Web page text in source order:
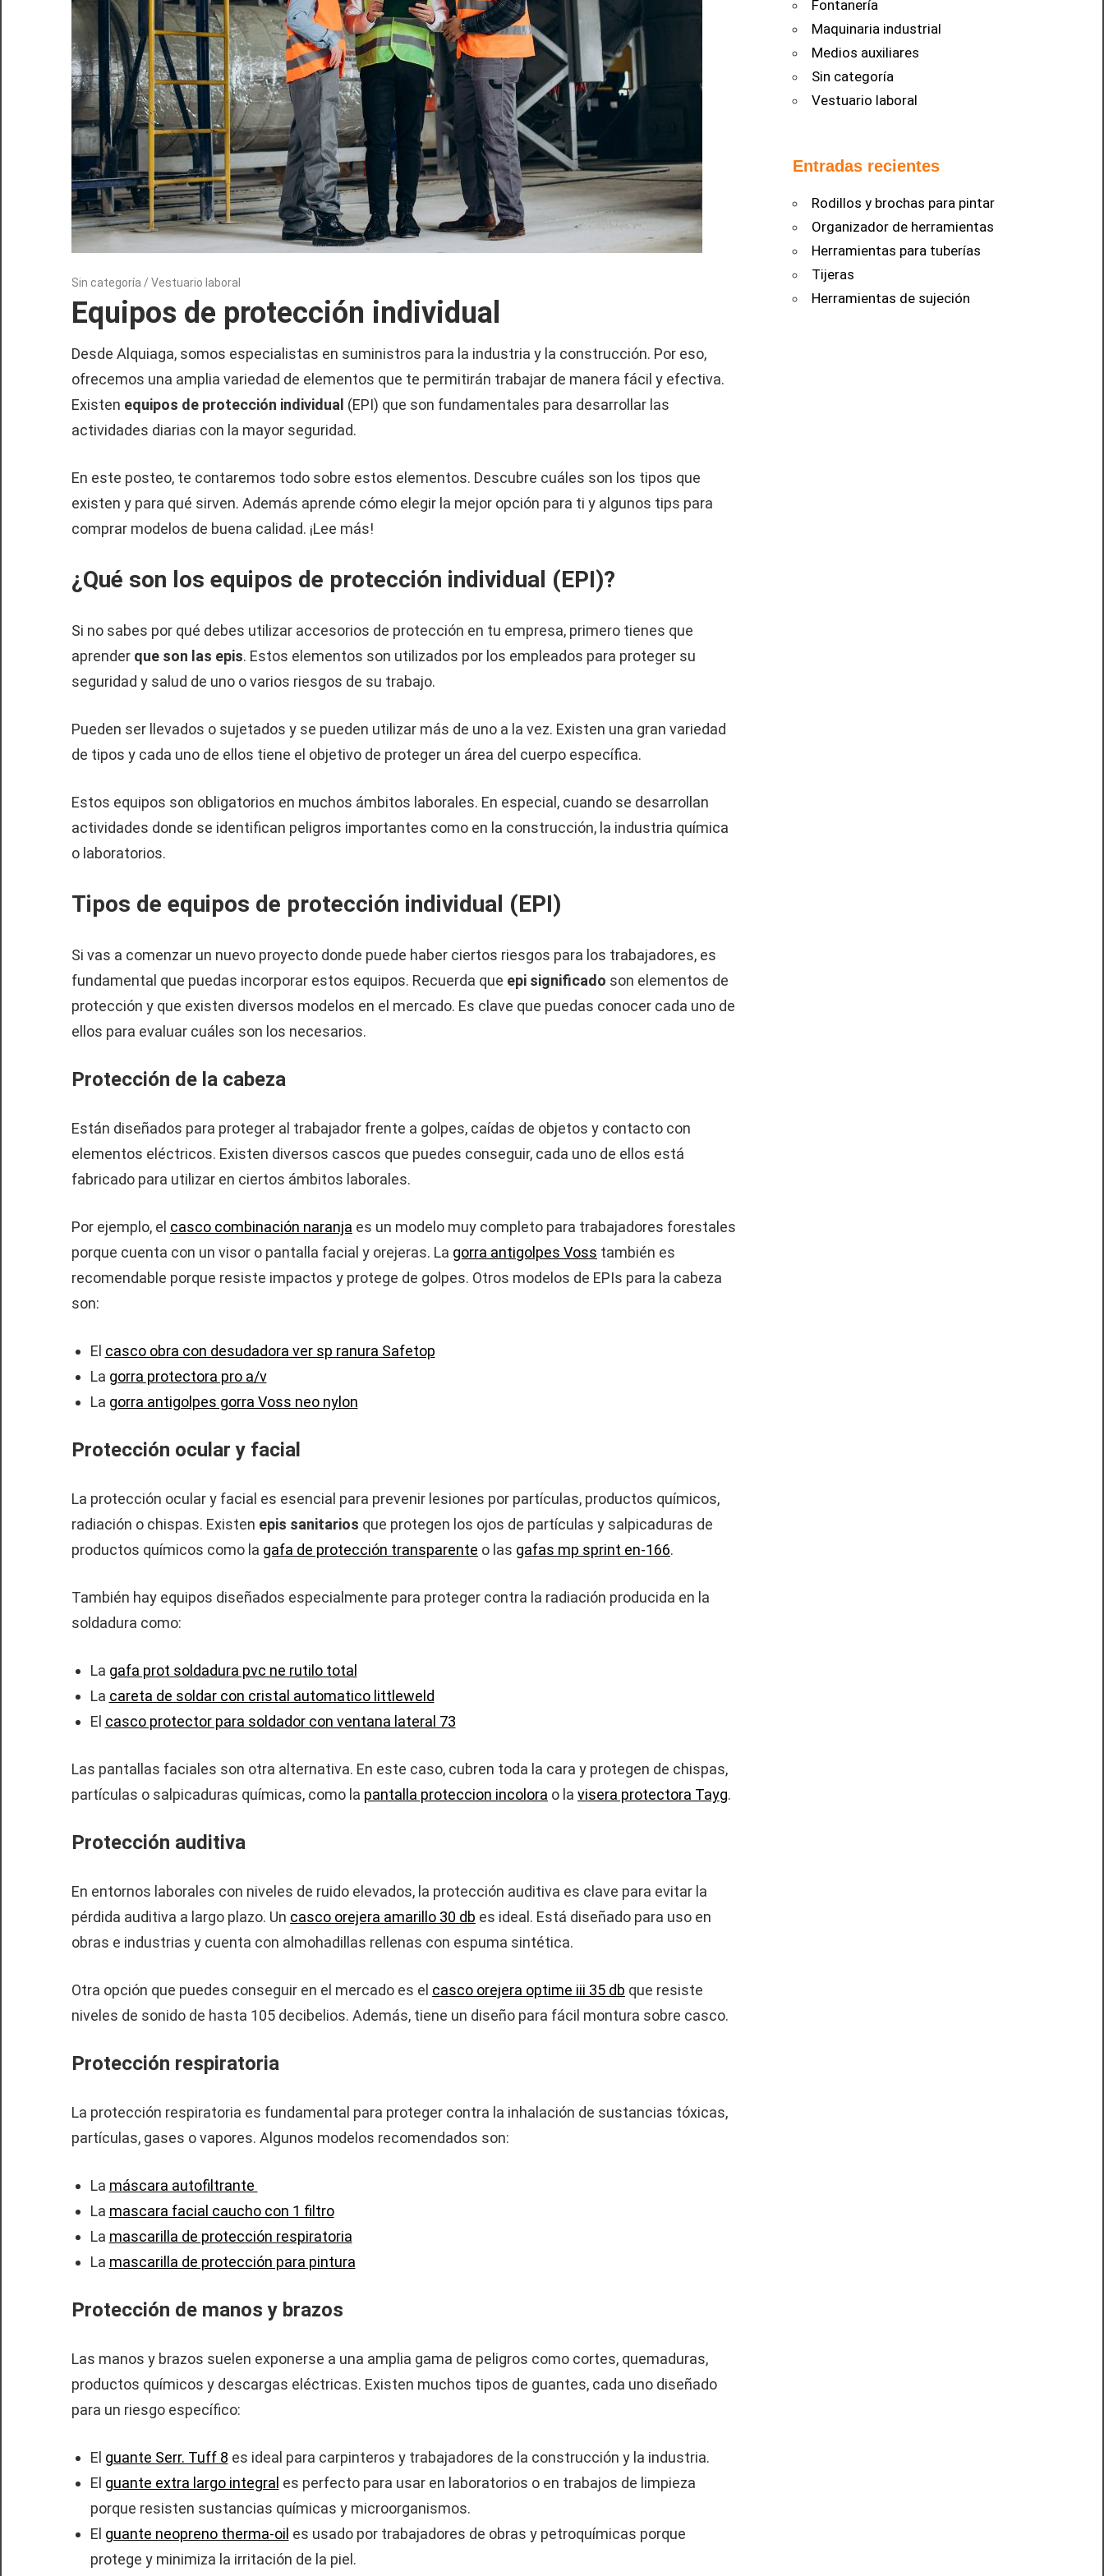
18/12/2024
Sin categoría / Vestuario laboral
Equipos de protección individual
Desde Alquiaga, somos especialistas en suministros para la industria y la construcción. Por eso,
ofrecemos una amplia variedad de elementos que te permitirán trabajar de manera fácil y efectiva.
Existen equipos de protección individual (EPI) que son fundamentales para desarrollar las
actividades diarias con la mayor seguridad.
En este posteo, te contaremos todo sobre estos elementos. Descubre cuáles son los tipos que
existen y para qué sirven. Además aprende cómo elegir la mejor opción para ti y algunos tips para
comprar modelos de buena calidad. ¡Lee más!
¿Qué son los equipos de protección individual (EPI)?
Si no sabes por qué debes utilizar accesorios de protección en tu empresa, primero tienes que
aprender que son las epis. Estos elementos son utilizados por los empleados para proteger su
seguridad y salud de uno o varios riesgos de su trabajo.
Pueden ser llevados o sujetados y se pueden utilizar más de uno a la vez. Existen una gran variedad
de tipos y cada uno de ellos tiene el objetivo de proteger un área del cuerpo específica.
Estos equipos son obligatorios en muchos ámbitos laborales. En especial, cuando se desarrollan
actividades donde se identifican peligros importantes como en la construcción, la industria química
o laboratorios.
Tipos de equipos de protección individual (EPI)
Si vas a comenzar un nuevo proyecto donde puede haber ciertos riesgos para los trabajadores, es
fundamental que puedas incorporar estos equipos. Recuerda que epi significado​ son elementos de
protección y que existen diversos modelos en el mercado. Es clave que puedas conocer cada uno de
ellos para evaluar cuáles son los necesarios.
Protección de la cabeza
Están diseñados para proteger al trabajador frente a golpes, caídas de objetos y contacto con
elementos eléctricos. Existen diversos cascos que puedes conseguir, cada uno de ellos está
fabricado para utilizar en ciertos ámbitos laborales.
Por ejemplo, el casco combinación naranja es un modelo muy completo para trabajadores forestales
porque cuenta con un visor o pantalla facial y orejeras. La gorra antigolpes Voss también es
recomendable porque resiste impactos y protege de golpes. Otros modelos de EPIs para la cabeza
son:
El casco obra con desudadora ver sp ranura Safetop
La gorra protectora pro a/v
La gorra antigolpes gorra Voss neo nylon
Protección ocular y facial
La protección ocular y facial es esencial para prevenir lesiones por partículas, productos químicos,
radiación o chispas. Existen epis sanitarios que protegen los ojos de partículas y salpicaduras de
productos químicos como la gafa de protección transparente o las gafas mp sprint en-166.
También hay equipos diseñados especialmente para proteger contra la radiación producida en la
soldadura como:
La gafa prot soldadura pvc ne rutilo total
La careta de soldar con cristal automatico littleweld
El casco protector para soldador con ventana lateral 73
Las pantallas faciales son otra alternativa. En este caso, cubren toda la cara y protegen de chispas,
partículas o salpicaduras químicas, como la pantalla proteccion incolora o la visera protectora Tayg.
Protección auditiva
En entornos laborales con niveles de ruido elevados, la protección auditiva es clave para evitar la
pérdida auditiva a largo plazo. Un casco orejera amarillo 30 db es ideal. Está diseñado para uso en
obras e industrias y cuenta con almohadillas rellenas con espuma sintética.
Otra opción que puedes conseguir en el mercado es el casco orejera optime iii 35 db que resiste
niveles de sonido de hasta 105 decibelios. Además, tiene un diseño para fácil montura sobre casco.
Protección respiratoria
La protección respiratoria es fundamental para proteger contra la inhalación de sustancias tóxicas,
partículas, gases o vapores. Algunos modelos recomendados son:
La máscara autofiltrante
La mascara facial caucho con 1 filtro
La mascarilla de protección respiratoria
La mascarilla de protección para pintura
Protección de manos y brazos
Las manos y brazos suelen exponerse a una amplia gama de peligros como cortes, quemaduras,
productos químicos y descargas eléctricas. Existen muchos tipos de guantes, cada uno diseñado
para un riesgo específico:
El guante Serr. Tuff 8 es ideal para carpinteros y trabajadores de la construcción y la industria.
El guante extra largo integral es perfecto para usar en laboratorios o en trabajos de limpieza
porque resisten sustancias químicas y microorganismos.
El guante neopreno therma-oil es usado por trabajadores de obras y petroquímicas porque
protege y minimiza la irritación de la piel.
Fontanería
Maquinaria industrial
Medios auxiliares
Sin categoría
Vestuario laboral
Entradas recientes
Rodillos y brochas para pintar
Organizador de herramientas
Herramientas para tuberías
Tijeras
Herramientas de sujeción